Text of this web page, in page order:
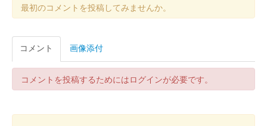
干支の馬と姫路城がデザインされている
姫路城 御城印
販売終了
最初のコメントを投稿してみませんか。
コメント 画像添付
コメントを投稿するためにはログインが必要です。